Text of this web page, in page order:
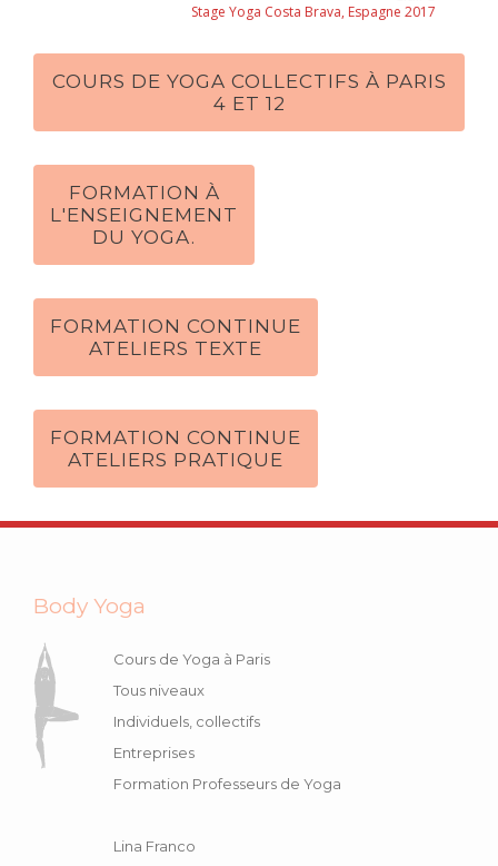
Stage Yoga Costa Brava, Espagne 2017
COURS DE YOGA COLLECTIFS À PARIS
4 ET 12
FORMATION À
L'ENSEIGNEMENT
DU YOGA.
FORMATION CONTINUE
ATELIERS TEXTE
FORMATION CONTINUE
ATELIERS PRATIQUE
Body Yoga
Cours de Yoga à Paris
Tous niveaux
Individuels, collectifs
Entreprises
Formation Professeurs de Yoga
Lina Franco